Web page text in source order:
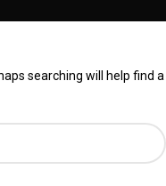
searching will help find a